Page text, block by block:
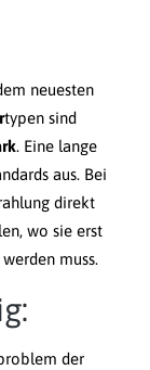
neuesten
typen sind
. Eine lange
aus. Bei
direkt
wo sie erst
muss.
der